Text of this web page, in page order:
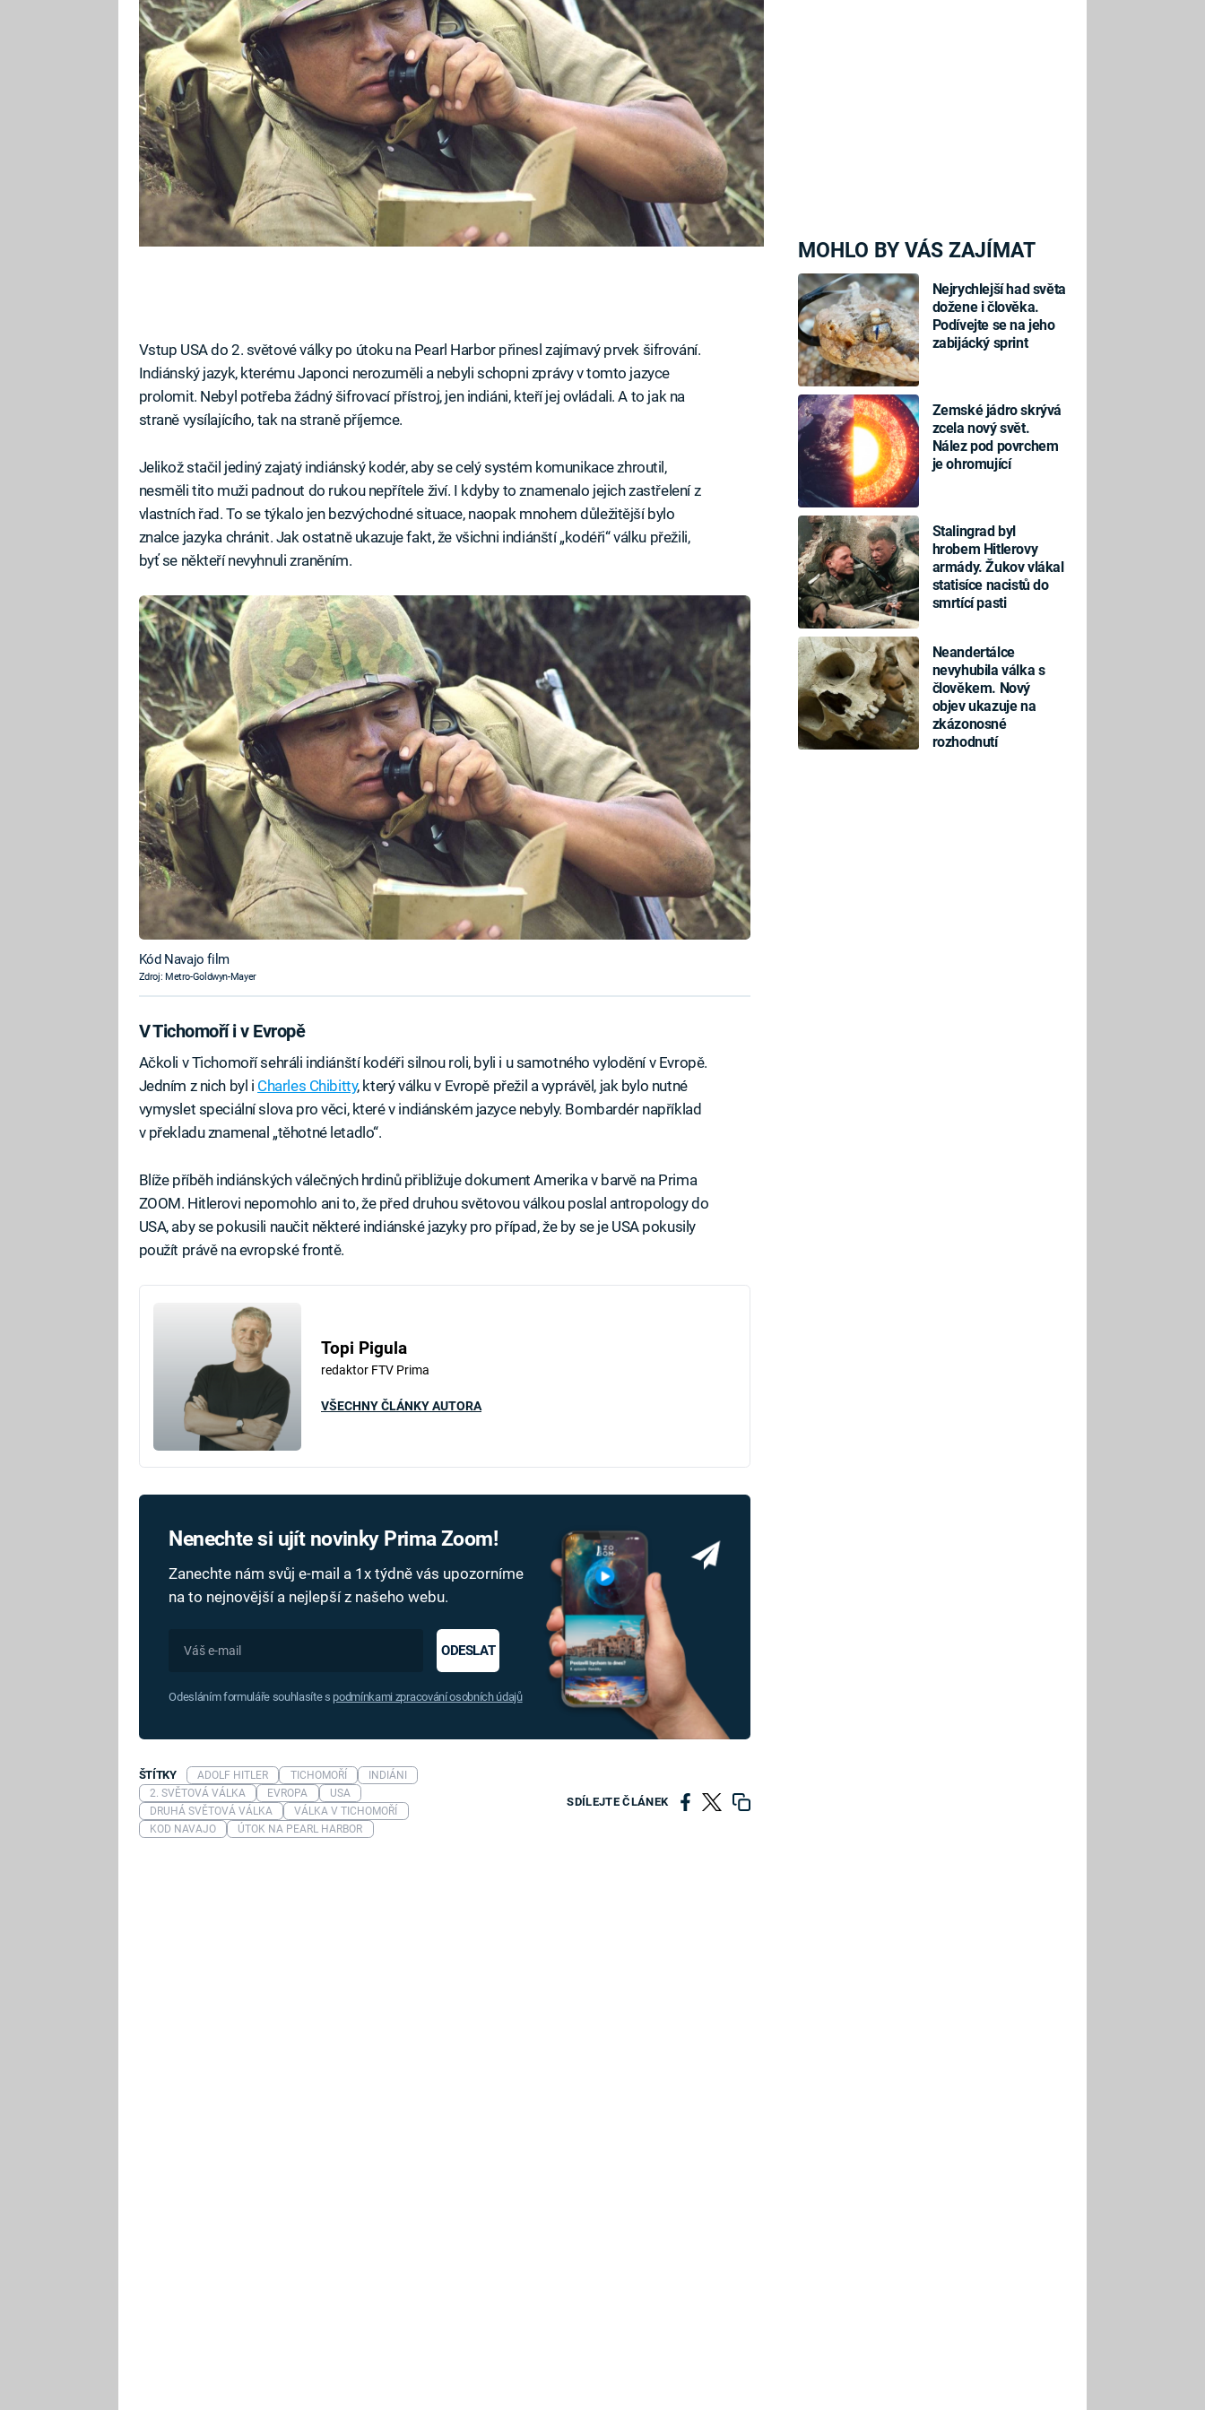
MOHLO BY VÁS ZAJÍMAT
Nejrychlejší had světa
dožene i člověka.
Podívejte se na jeho
zabijácký sprint
Zemské jádro skrývá
zcela nový svět.
Nález pod povrchem
je ohromující
Stalingrad byl
hrobem Hitlerovy
armády. Žukov vlákal
statisíce nacistů do
smrtící pasti
Neandertálce
nevyhubila válka s
člověkem. Nový
objev ukazuje na
zkázonosné
rozhodnutí
kamarádů.
Vstup USA do 2. světové války po útoku na Pearl Harbor přinesl zajímavý prvek šifrování.
Indiánský jazyk, kterému Japonci nerozuměli a nebyli schopni zprávy v tomto jazyce
prolomit. Nebyl potřeba žádný šifrovací přístroj, jen indiáni, kteří jej ovládali. A to jak na
straně vysílajícího, tak na straně příjemce.
Jelikož stačil jediný zajatý indiánský kodér, aby se celý systém komunikace zhroutil,
nesměli tito muži padnout do rukou nepřítele živí. I kdyby to znamenalo jejich zastřelení z
vlastních řad. To se týkalo jen bezvýchodné situace, naopak mnohem důležitější bylo
znalce jazyka chránit. Jak ostatně ukazuje fakt, že všichni indiánští „kodéři“ válku přežili,
byť se někteří nevyhnuli zraněním.
Kód Navajo film
Zdroj: Metro-Goldwyn-Mayer
V Tichomoří i v Evropě
Ačkoli v Tichomoří sehráli indiánští kodéři silnou roli, byli i u samotného vylodění v Evropě.
Jedním z nich byl i Charles Chibitty, který válku v Evropě přežil a vyprávěl, jak bylo nutné
vymyslet speciální slova pro věci, které v indiánském jazyce nebyly. Bombardér například
v překladu znamenal „těhotné letadlo“.
Blíže příběh indiánských válečných hrdinů přibližuje dokument Amerika v barvě na Prima
ZOOM. Hitlerovi nepomohlo ani to, že před druhou světovou válkou poslal antropology do
USA, aby se pokusili naučit některé indiánské jazyky pro případ, že by se je USA pokusily
použít právě na evropské frontě.
Topi Pigula
redaktor FTV Prima
VŠECHNY ČLÁNKY AUTORA
Nenechte si ujít novinky Prima Zoom!
Zanechte nám svůj e-mail a 1x týdně vás upozorníme
na to nejnovější a nejlepší z našeho webu.
ODESLAT
Odesláním formuláře souhlasíte s podmínkami zpracování osobních údajů
SDÍLEJTE ČLÁNEK
ŠTÍTKY ADOLF HITLER TICHOMOŘÍ
INDIÁNI
2. SVĚTOVÁ VÁLKA
EVROPA
USA
DRUHÁ SVĚTOVÁ VÁLKA
VÁLKA V TICHOMOŘÍ
KOD NAVAJO
ÚTOK NA PEARL HARBOR